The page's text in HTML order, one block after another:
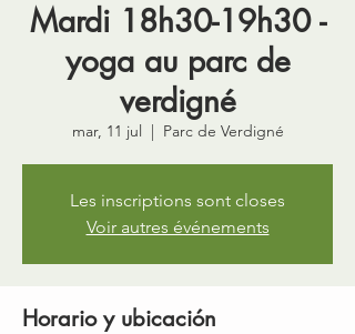
Mardi 18h30-19h30 -
yoga au parc de
verdigné
mar, 11 jul
  |
Parc de Verdigné
Les inscriptions sont closes
Voir autres événements
Horario y ubicación